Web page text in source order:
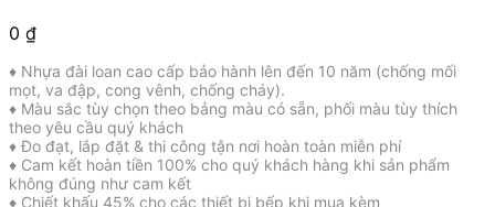
0 ₫
♦ Nhựa đài loan cao cấp bảo hành lên đến 10 năm (chống mối
mọt, va đập, cong vênh, chống cháy).
♦ Màu sắc tùy chọn theo bảng màu có sẵn, phối màu tùy thích
theo yêu cầu quý khách
♦ Đo đạt, lắp đặt & thi công tận nơi hoàn toàn miễn phí
♦ Cam kết hoàn tiền 100% cho quý khách hàng khi sản phẩm
không đúng như cam kết
♦ Chiết khấu 45% cho các thiết bị bếp khi mua kèm